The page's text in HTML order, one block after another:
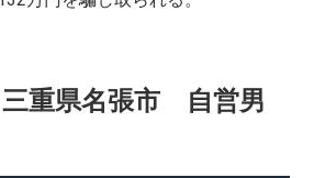
重県名張市 自営男